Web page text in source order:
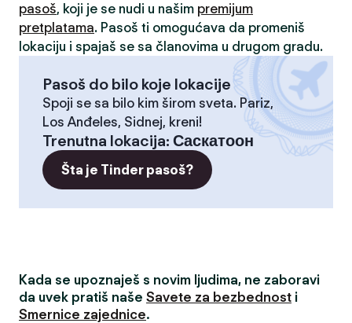
pasoš, koji je se nudi u našim premijum
pretplatama. Pasoš ti omogućava da promeniš
lokaciju i spajaš se sa članovima u drugom gradu.
Pasoš do bilo koje lokacije
Spoji se sa bilo kim širom sveta. Pariz,
Los Anđeles, Sidnej, kreni!
Trenutna lokacija: Саскатоон
Šta je Tinder pasoš?
Kada se upoznaješ s novim ljudima, ne zaboravi
da uvek pratiš naše Savete za bezbednost i
Smernice zajednice.